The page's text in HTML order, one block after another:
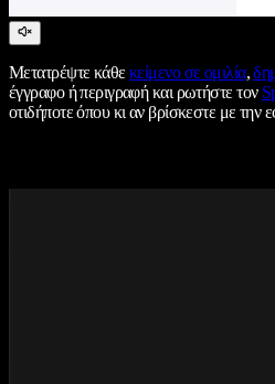
Μετατρέψτε κάθεκείμενο σε ομιλία,
έγγραφο ή περιγραφή και ρωτήστε τον
οτιδήποτε όπου κι αν βρίσκεστε με την